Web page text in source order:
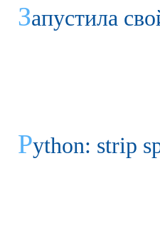
Запустила
Python: strip